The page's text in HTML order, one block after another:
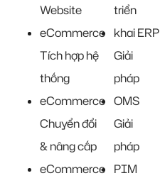
Website
eCommerce
Tích hợp hệ
thống
eCommerce
Chuyển đổi
& nâng cấp
eCommerce
triển
khai ERP
Giải
pháp
OMS
Giải
pháp
PIM